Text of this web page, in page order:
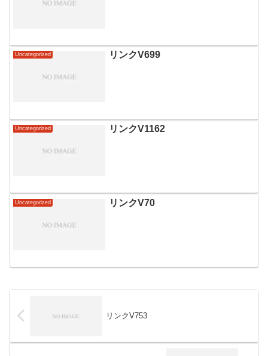
Uncategorized リンクV699
Uncategorized リンクV1162
Uncategorized リンクV70
リンクV753